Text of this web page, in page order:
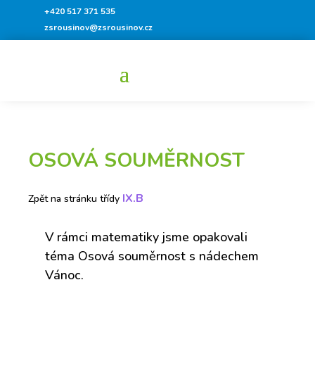
+420 517 371 535
zsrousinov@zsrousinov.cz
OSOVÁ SOUMĚRNOST
Zpět na stránku třídy IX.B
V rámci matematiky jsme opakovali
téma Osová souměrnost s nádechem
Vánoc.